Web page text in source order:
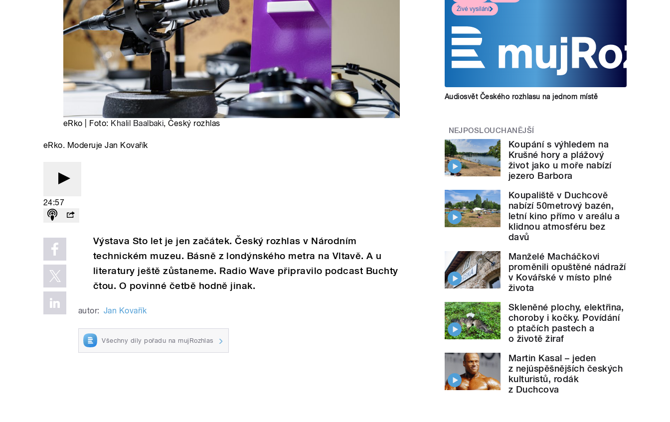
eRko | Foto: Khalil Baalbaki, Český rozhlas
eRko. Moderuje Jan Kovařík
24:57
Výstava Sto let je jen začátek. Český rozhlas v Národním
technickém muzeu. Básně z londýnského metra na Vltavě. A u
literatury ještě zůstaneme. Radio Wave připravilo podcast Buchty
čtou. O povinné četbě hodně jinak.
autor: Jan Kovařík
Všechny díly pořadu na mujRozhlas
Živé vysílání
Audiosvět Českého rozhlasu na jednom místě
NEJPOSLOUCHANĚJŠÍ
Koupání s výhledem na
Krušné hory a plážový
život jako u moře nabízí
jezero Barbora
Koupaliště v Duchcově
nabízí 50metrový bazén,
letní kino přímo v areálu a
klidnou atmosféru bez
davů
Manželé Macháčkovi
proměnili opuštěné nádraží
v Kovářské v místo plné
života
Skleněné plochy, elektřina,
choroby i kočky. Povídání
o ptačích pastech a
o životě žiraf
Martin Kasal – jeden
z nejúspěšnějších českých
kulturistů, rodák
z Duchcova